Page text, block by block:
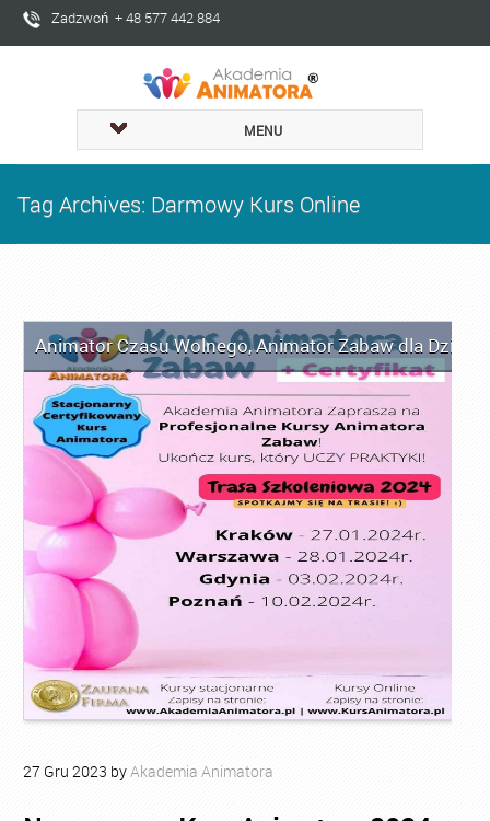
Zadzwoń + 48 577 442 884
MENU
Tag Archives: Darmowy Kurs Online
Animator Czasu Wolnego,Animator Zabaw dla Dzieci
27 Gru 2023 byAkademia Animatora